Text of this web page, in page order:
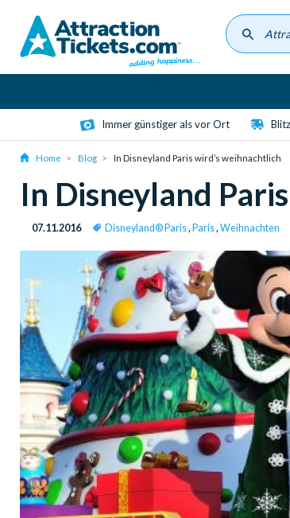
content
Immer günstiger als vor Ort
Home Blog In Disneyland Paris wird’s weihnachtlich
In Disneyland
07.11.2016 Disneyland® Paris, Paris, Weihnachten